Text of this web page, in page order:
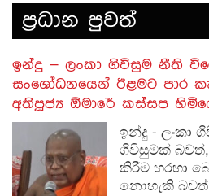
ප‍්‍රධාන පුවත්
​ඉන්දු – ලංකා ගිවිසුම නීති
සංශෝධනයෙන් ඊළමට පාර
අතිපූජ්‍ය ඕමාරේ කස්සප
ඉන්දු - ලංකා
ගිවිසුමක්
කිරීම හරහා
නොහැකි බවත්